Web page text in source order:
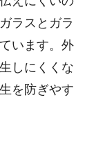
ラスとガラ
います。外
しにくくな
を防ぎやす